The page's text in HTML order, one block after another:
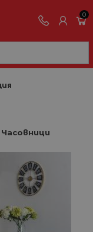
0
Часовници